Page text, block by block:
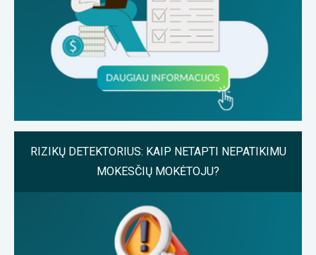
RIZIKŲ DETEKTORIUS: KAIP NETAPTI NEPATIKIMU
MOKESČIŲ MOKĖTOJU?